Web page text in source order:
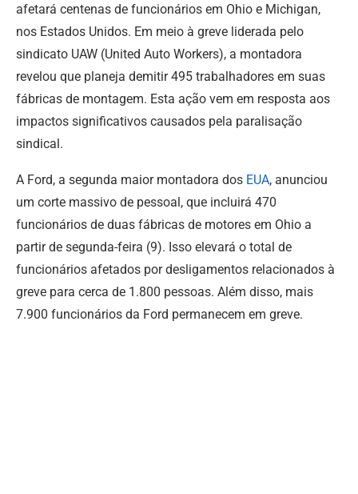
afetará centenas de funcionários em Ohio e Michigan,
nos Estados Unidos. Em meio à greve liderada pelo
sindicato UAW (United Auto Workers), a montadora
revelou que planeja demitir 495 trabalhadores em suas
fábricas de montagem. Esta ação vem em resposta aos
impactos significativos causados pela paralisação
sindical.
A Ford, a segunda maior montadora dos EUA, anunciou
um corte massivo de pessoal, que incluirá 470
funcionários de duas fábricas de motores em Ohio a
partir de segunda-feira (9). Isso elevará o total de
funcionários afetados por desligamentos relacionados à
greve para cerca de 1.800 pessoas. Além disso, mais
7.900 funcionários da Ford permanecem em greve.